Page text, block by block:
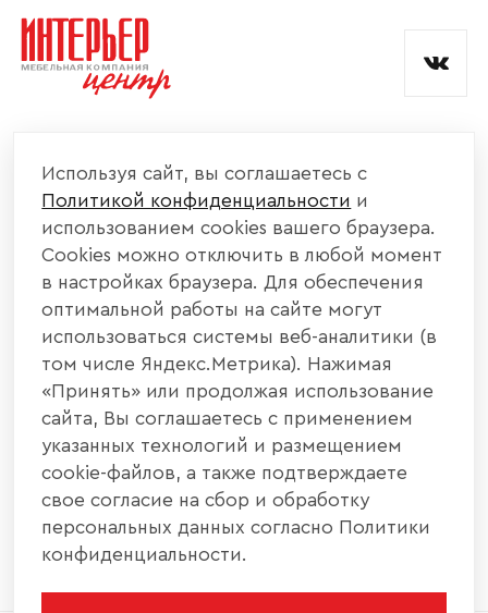
КАТАЛОГ МЕБЕЛИ
ИНФОРМАЦИЯ
НАШИ КОНТАКТЫ
+7 800 700 20 58
440004, г. Пенза, ул. Рябова, д. 31
info@interier-center.ru
Согласен с
и обработкой данных.
Используя сайт, вы соглашаетесь с
Политикой конфиденциальности и
использованием cookies вашего браузера.
Cookies можно отключить в любой момент
в настройках браузера. Для обеспечения
оптимальной работы на сайте могут
использоваться системы веб-аналитики (в
том числе Яндекс.Метрика). Нажимая
«Принять» или продолжая использование
сайта, Вы соглашаетесь с применением
указанных технологий и размещением
cookie-файлов, а также подтверждаете
свое согласие на сбор и обработку
персональных данных согласно Политики
конфиденциальности.